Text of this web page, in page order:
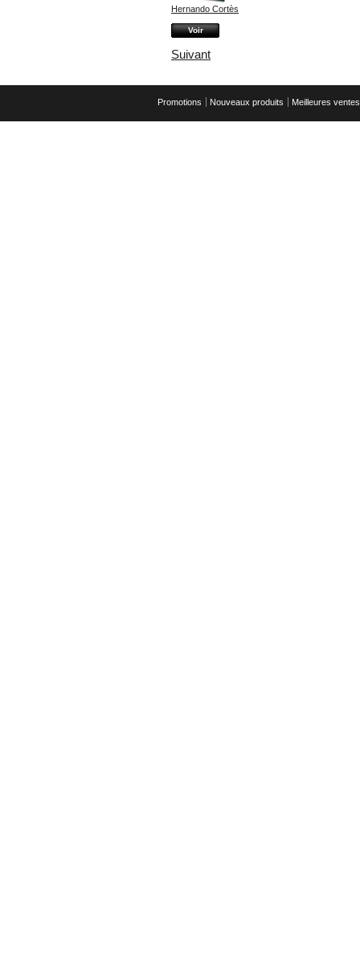
Hernando Cortès
Voir
Suivant
Promotions Nouveaux produits Meilleures ventes